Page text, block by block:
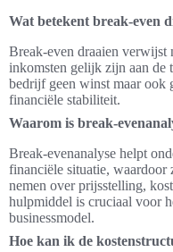
Wat betekent break-even
Break-even draaien verwijst
inkomsten gelijk zijn aan de
bedrijf geen winst maar ook
financiële stabiliteit.
Waarom is break-
Break-evenanalyse helpt
financiële situatie, waardoor
nemen over prijsstelling,
hulpmiddel is cruciaal voor
businessmodel.
Hoe kan ik de